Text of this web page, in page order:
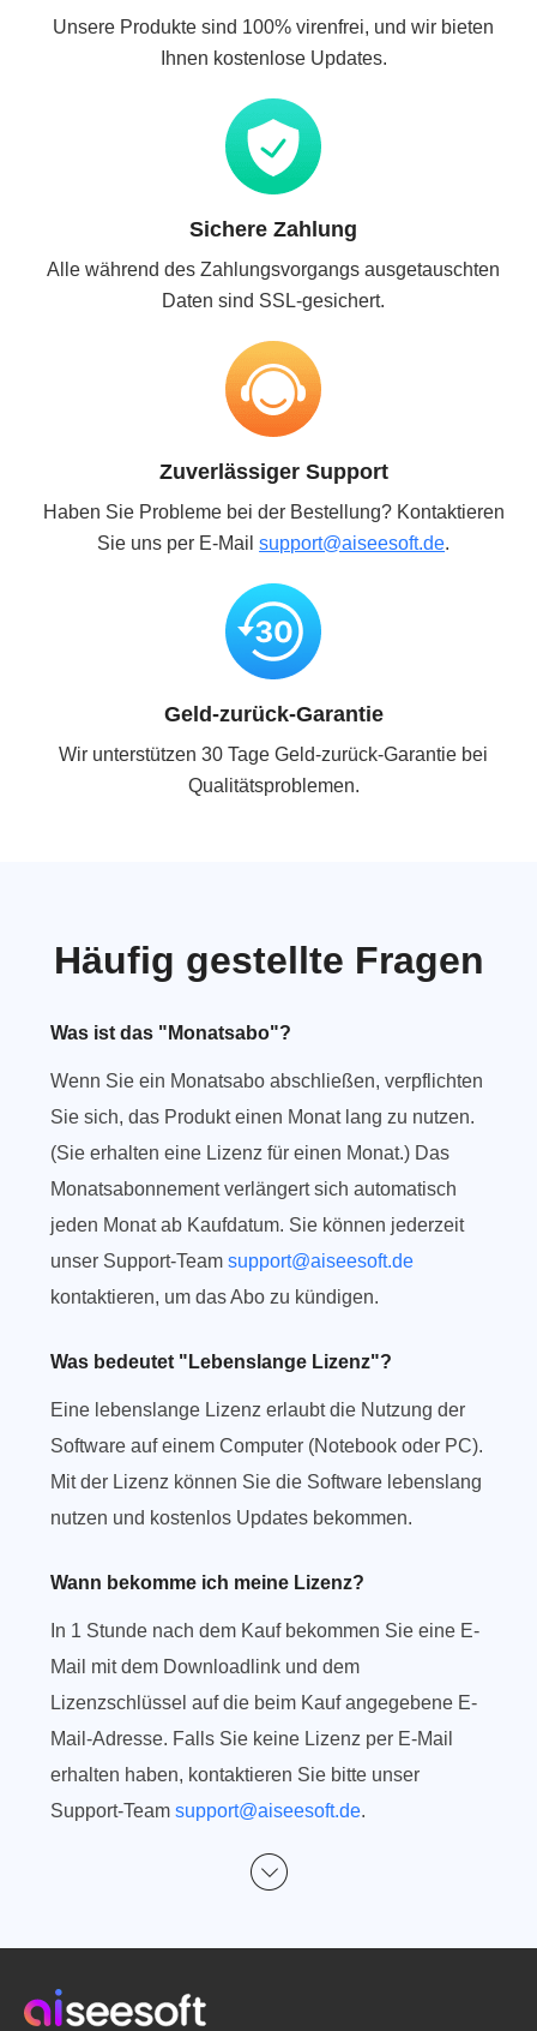
Unsere Produkte sind 100% virenfrei, und wir bieten
Ihnen kostenlose Updates.
Sichere Zahlung
Alle während des Zahlungsvorgangs ausgetauschten
Daten sind SSL-gesichert.
Zuverlässiger Support
Haben Sie Probleme bei der Bestellung? Kontaktieren
Sie uns per E-Mailsupport@aiseesoft.de.
Geld-zurück-Garantie
Wir unterstützen 30 Tage Geld-zurück-Garantie bei
Qualitätsproblemen.
Häufig gestellte Fragen
Was ist das "Monatsabo"?
Wenn Sie ein Monatsabo abschließen, verpflichten
Sie sich, das Produkt einen Monat lang zu nutzen.
(Sie erhalten eine Lizenz für einen Monat.) Das
Monatsabonnement verlängert sich automatisch
jeden Monat ab Kaufdatum. Sie können jederzeit
unser Support-Teamsupport@aiseesoft.de
kontaktieren, um das Abo zu kündigen.
Was bedeutet "Lebenslange Lizenz"?
Eine lebenslange Lizenz erlaubt die Nutzung der
Software auf einem Computer (Notebook oder PC).
Mit der Lizenz können Sie die Software lebenslang
nutzen und kostenlos Updates bekommen.
Wann bekomme ich meine Lizenz?
In 1 Stunde nach dem Kauf bekommen Sie eine E-
Mail mit dem Downloadlink und dem
Lizenzschlüssel auf die beim Kauf angegebene E-
Mail-Adresse. Falls Sie keine Lizenz per E-Mail
erhalten haben, kontaktieren Sie bitte unser
Support-Teamsupport@aiseesoft.de.